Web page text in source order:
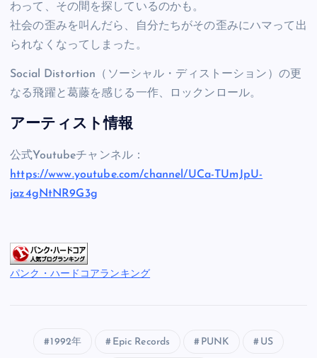
わって、その間を探しているのかも。
社会の歪みを叫んだら、自分たちがその歪みにハマって出
られなくなってしまった。
Social Distortion（ソーシャル・ディストーション）の更
なる飛躍と葛藤を感じる一作、ロックンロール。
アーティスト情報
公式Youtubeチャンネル：
https://www.youtube.com/channel/UCa-TUmJpU-
jaz4gNtNR9G3g
パンク・ハードコアランキング
1992年 Epic Records PUNK US